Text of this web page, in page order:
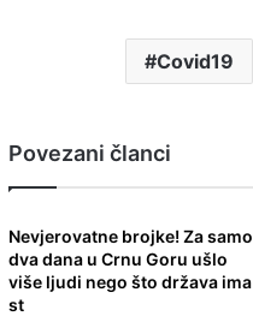
Covid19
Povezani članci
Nevjerovatne brojke! Za samo
dva dana u Crnu Goru ušlo
više ljudi nego što država ima
st